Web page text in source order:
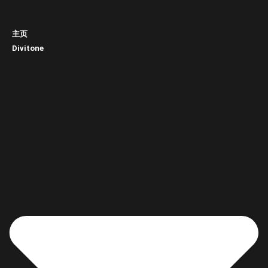
主页
Divitone